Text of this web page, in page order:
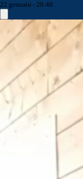
22 gennaio - 20:40